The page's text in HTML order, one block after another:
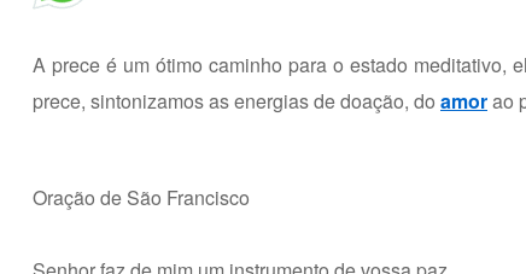
A prece é um ótimo caminho para o estado meditativo,
prece, sintonizamos as energias de doação, do amorao
Oração de São Francisco